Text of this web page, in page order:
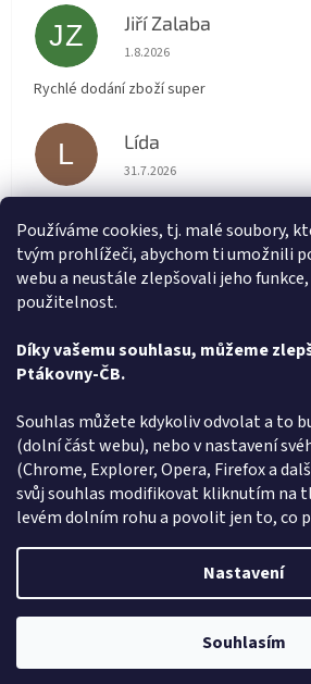
Používáme cookies, tj. malé soubory,
tvým prohlížeči, abychom ti umožnili
webu a neustále zlepšovali jeho funkce,
použitelnost.
Díky vašemu souhlasu, můžeme
Ptákovny-ČB.
Souhlas můžete kdykoliv odvolat a to
(dolní část webu), nebo v nastavení
(Chrome, Explorer, Opera, Firefox a
svůj souhlas modifikovat kliknutím na
levém dolním rohu a povolit jen to, co
Nastavení
Souhlasím
JZ Jiří Zalaba
Hodnocení obchodu je 5 z 5
1.8.2026
Rychlé dodání zboží super
L Lída
Hodnocení obchodu je 5 z 5
31.7.2026
RS renata svačinová
Hodnocení obchodu je 5 z 5
31.7.2026
Způsob ověřování
Copyright 2026Ptákoviny-CB. Všechna
nastavení cookies